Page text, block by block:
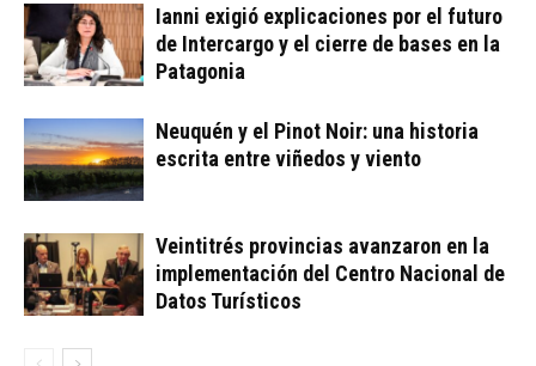
Ianni exigió explicaciones por el futuro
de Intercargo y el cierre de bases en la
Patagonia
Neuquén y el Pinot Noir: una historia
escrita entre viñedos y viento
Veintitrés provincias avanzaron en la
implementación del Centro Nacional de
Datos Turísticos